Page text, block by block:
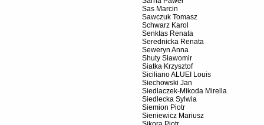
Sas Marcin
Sawczuk Tomasz
Schwarz Karol
Senktas Renata
Serednicka Renata
Seweryn Anna
Shuty Sławomir
Siatka Krzysztof
Siciliano ALUEI Louis
Siechowski Jan
Siedlaczek-Mikoda Mirella
Siedlecka Sylwia
Siemion Piotr
Sieniewicz Mariusz